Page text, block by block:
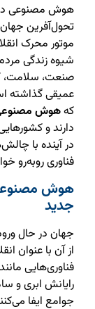
هوش مصنوعی در
تحول‌آفرین
موتور محرک
شیوه زندگی مردم
صنعت، سلامت،
عمیقی گذاشته
کههوش
دارند و
در آینده با
فناوری روبه‌رو
هوش
جدید
جهان در حال
از آن با عنوان
فناوری‌هایی
رایانش ابری و
جوامع ایفا